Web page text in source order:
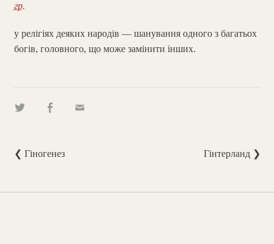
гр.
у релігіях деяких народів — шанування одного з багатьох
богів, головного, що може замінити інших.
❮ Гіногенез Гінтерланд ❯